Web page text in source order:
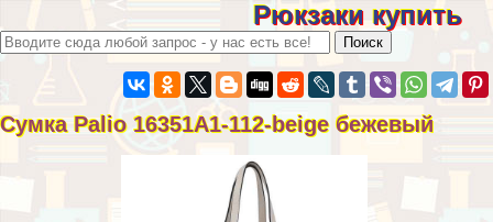
Рюкзаки купить
Сумка Palio 16351A1-112-beige бежевый